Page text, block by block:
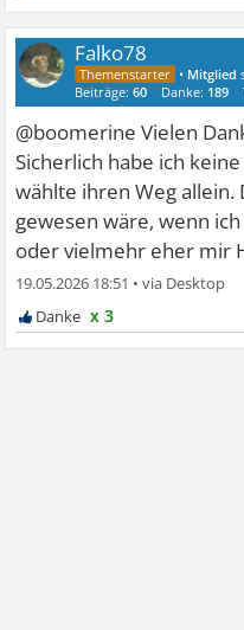
Falko78
• Mitglied
Beiträge:60 Danke: 189
@boomerine Vielen
Sicherlich habe ich
wählte ihren Weg allein.
gewesen wäre, wenn
oder vielmehr eher mir
19.05.2026 18:51 •
x 3